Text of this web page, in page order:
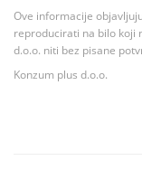
Ove informacije
reproducirati na bilo koji
d.o.o. niti bez pisane
Konzum plus d.o.o.